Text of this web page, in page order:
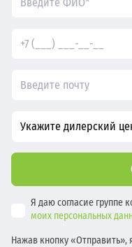
Укажите дилерский
Я даю согласие группе
моих персональных
Нажав кнопку «Отправить»,